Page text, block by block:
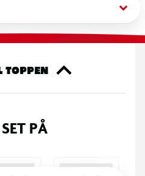
keyboard_arrow_down
TOPPEN
PÅ